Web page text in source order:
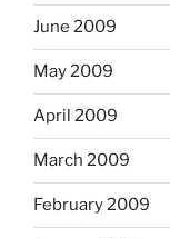
June 2009
May 2009
April 2009
March 2009
February 2009